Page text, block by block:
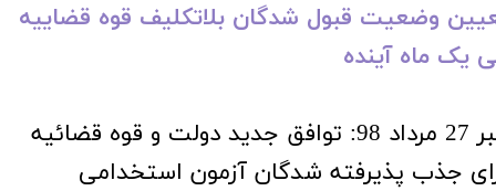
وضعیت قبول شدگان بلاتکلیف قوه قضاییه
یک ماه آینده
خبر 27 مرداد 98: توافق جدید دولت و قوه قضائیه
جذب پذیرفته ‌شدگان آزمون استخدامی